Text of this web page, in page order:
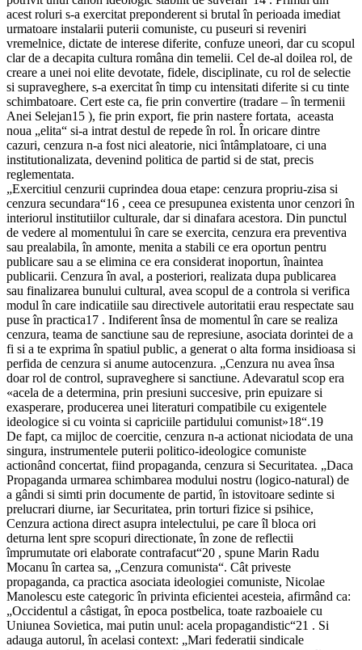
acest roluri s-a exercitat preponderent si brutal în perioada imediat
urmatoare instalarii puterii comuniste, cu puseuri si reveniri
vremelnice, dictate de interese diferite, confuze uneori, dar cu scopul
clar de a decapita cultura româna din temelii. Cel de-al doilea rol, de
creare a unei noi elite devotate, fidele, disciplinate, cu rol de selectie
si supraveghere, s-a exercitat în timp cu intensitati diferite si cu tinte
schimbatoare. Cert este ca, fie prin convertire (tradare – în termenii
Anei Selejan15 ), fie prin export, fie prin nastere fortata, aceasta
noua „elita“ si-a intrat destul de repede în rol. În oricare dintre
cazuri, cenzura n-a fost nici aleatorie, nici întâmplatoare, ci una
institutionalizata, devenind politica de partid si de stat, precis
reglementata.
„Exercitiul cenzurii cuprindea doua etape: cenzura propriu-zisa si
cenzura secundara“16 , ceea ce presupunea existenta unor cenzori în
interiorul institutiilor culturale, dar si dinafara acestora. Din punctul
de vedere al momentului în care se exercita, cenzura era preventiva
sau prealabila, în amonte, menita a stabili ce era oportun pentru
publicare sau a se elimina ce era considerat inoportun, înaintea
publicarii. Cenzura în aval, a posteriori, realizata dupa publicarea
sau finalizarea bunului cultural, avea scopul de a controla si verifica
modul în care indicatiile sau directivele autoritatii erau respectate sau
puse în practica17 . Indiferent însa de momentul în care se realiza
cenzura, teama de sanctiune sau de represiune, asociata dorintei de a
fi si a te exprima în spatiul public, a generat o alta forma insidioasa si
perfida de cenzura si anume autocenzura. „Cenzura nu avea însa
doar rol de control, supraveghere si sanctiune. Adevaratul scop era
«acela de a determina, prin presiuni succesive, prin epuizare si
exasperare, producerea unei literaturi compatibile cu exigentele
ideologice si cu vointa si capriciile partidului comunist»18“.19
De fapt, ca mijloc de coercitie, cenzura n-a actionat niciodata de una
singura, instrumentele puterii politico-ideologice comuniste
actionând concertat, fiind propaganda, cenzura si Securitatea. „Daca
Propaganda urmarea schimbarea modului nostru (logico-natural) de
a gândi si simti prin documente de partid, în istovitoare sedinte si
prelucrari diurne, iar Securitatea, prin torturi fizice si psihice,
Cenzura actiona direct asupra intelectului, pe care îl bloca ori
deturna lent spre scopuri directionate, în zone de reflectii
împrumutate ori elaborate contrafacut“20 , spune Marin Radu
Mocanu în cartea sa, „Cenzura comunista“. Cât priveste
propaganda, ca practica asociata ideologiei comuniste, Nicolae
Manolescu este categoric în privinta eficientei acesteia, afirmând ca:
„Occidentul a câstigat, în epoca postbelica, toate razboaiele cu
Uniunea Sovietica, mai putin unul: acela propagandistic“21 . Si
adauga autorul, în acelasi context: „Mari federatii sindicale